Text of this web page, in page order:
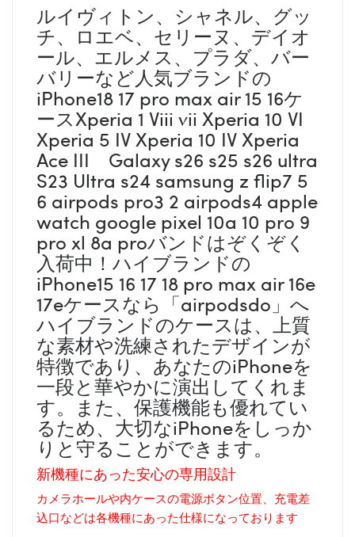
ルイヴィトン、シャネル、グッ
チ、ロエベ、セリーヌ、デイオ
ール、エルメス、プラダ、バー
バリーなど人気ブランドの
iPhone18 17 pro max air 15 16ケ
ースXperia 1 Viii vii Xperia 10 VI
Xperia 5 IV Xperia 10 IV Xperia
Ace III Galaxy s26 s25 s26 ultra
S23 Ultra s24 samsung z flip7 5
6 airpods pro3 2 airpods4 apple
watch google pixel 10a 10 pro 9
pro xl 8a proバンドはぞくぞく
入荷中！ハイブランドの
iPhone15 16 17 18 pro max air 16e
17eケースなら「airpodsdo」へ
ハイブランドのケースは、上質
な素材や洗練されたデザインが
特徴であり、あなたのiPhoneを
一段と華やかに演出してくれま
す。また、保護機能も優れてい
るため、大切なiPhoneをしっか
りと守ることができます。
新機種にあった安心の専用設計
カメラホールや内ケースの電源ボタン位置、充電差
込口などは各機種にあった仕様になっております